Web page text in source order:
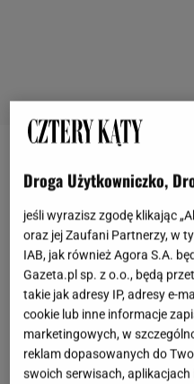
W jaki sposób
wnętrza? Najprościej za
sofy, krzesła czy fotele.
dodatków. Już jeden
odmieni charakter całej
na metalowe krzesło z
się w wielu wnętrzach,
Droga Użytkowniczko,
jeśli wyrazisz zgodę klikając
oraz jej Zaufani Partnerzy, w
IAB, jak również Agora S.A.
Gazeta.pl sp. z o.o., będą
takie jak adresy IP, adresy e-
cookie lub inne informacje
marketingowych, w
reklam dopasowanych do
swoich serwisach,